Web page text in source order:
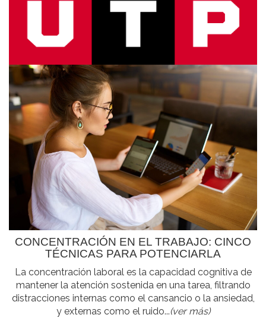
CONCENTRACIÓN EN EL TRABAJO: CINCO
TÉCNICAS PARA POTENCIARLA
La concentración laboral es la capacidad cognitiva de
mantener la atención sostenida en una tarea, filtrando
distracciones internas como el cansancio o la ansiedad,
y externas como el ruido...(ver más)